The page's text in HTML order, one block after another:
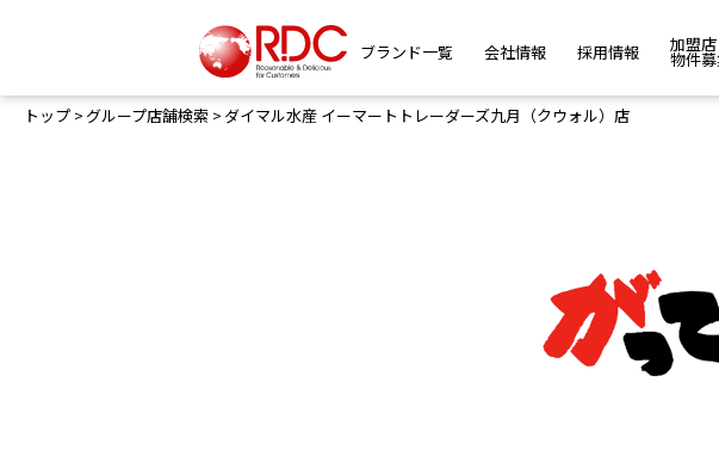
ブランド一覧 会社情報 採用情報 加盟店
物件
トップ グループ店舗検索 ダイマル水産 イーマートトレーダーズ九月（クウォル）店